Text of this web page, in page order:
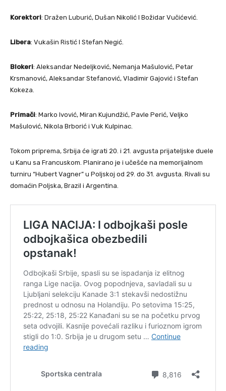
Korektori: Dražen Luburić, Dušan Nikolić I Božidar Vučićević.
Libera: Vukašin Ristić I Stefan Negić.
Blokeri: Aleksandar Nedeljković, Nemanja Mašulović, Petar
Krsmanović, Aleksandar Stefanović, Vladimir Gajović i Stefan
Kokeza.
Primači: Marko Ivović, Miran Kujundžić, Pavle Perić, Veljko
Mašulović, Nikola Brborić i Vuk Kulpinac.
Tokom priprema, Srbija će igrati 20. i 21. avgusta prijateljske duele
u Kanu sa Francuskom. Planirano je i učešće na memorijalnom
turniru “Hubert Vagner” u Poljskoj od 29. do 31. avgusta. Rivali su
domaćin Poljska, Brazil i Argentina.